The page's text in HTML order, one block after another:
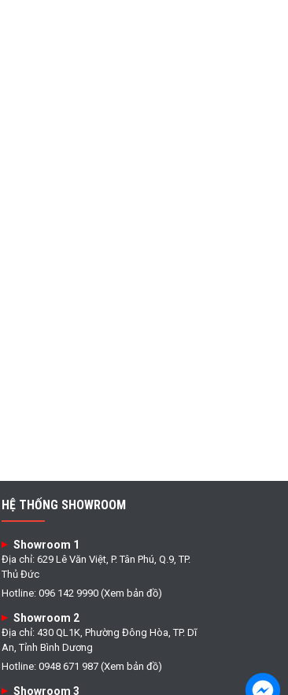
HỆ THỐNG SHOWROOM
Showroom 1
Địa chỉ: 629 Lê Văn Việt, P. Tân Phú, Q.9, TP.
Thủ Đức
Hotline: 096 142 9990 (Xem bản đồ)
Showroom 2
Địa chỉ: 430 QL1K, Phường Đông Hòa, TP. Dĩ
An, Tỉnh Bình Dương
Hotline: 0948 671 987 (Xem bản đồ)
Showroom 3